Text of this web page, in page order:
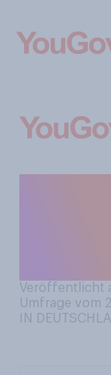
Veröffentlicht
Umfrage vom
IN